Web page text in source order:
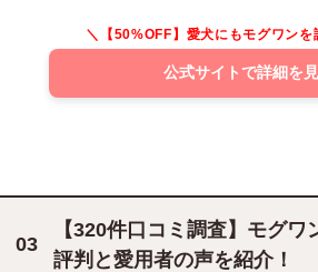
＼【50%OFF】愛犬にもモグワンを
公式サイトで詳細を
【320件口コミ調査】モグ
評判と愛用者の声を紹介！